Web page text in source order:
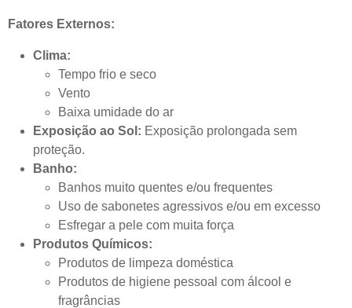
Fatores Externos:
Clima:
Tempo frio e seco
Vento
Baixa umidade do ar
Exposição ao Sol: Exposição prolongada sem
proteção.
Banho:
Banhos muito quentes e/ou frequentes
Uso de sabonetes agressivos e/ou em excesso
Esfregar a pele com muita força
Produtos Químicos:
Produtos de limpeza doméstica
Produtos de higiene pessoal com álcool e
fragrâncias